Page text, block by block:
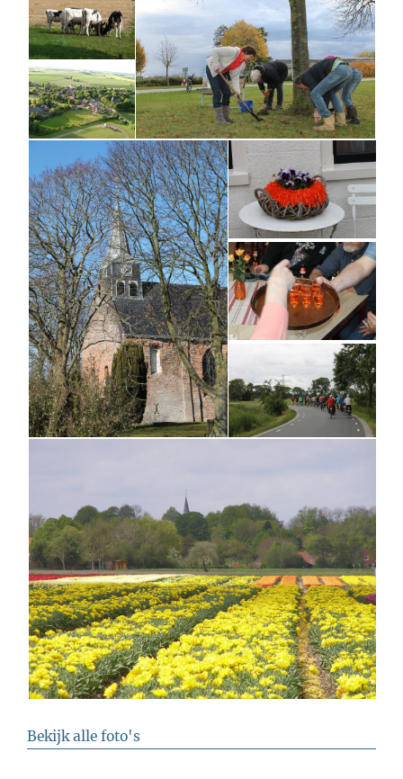
Bekijk alle foto's